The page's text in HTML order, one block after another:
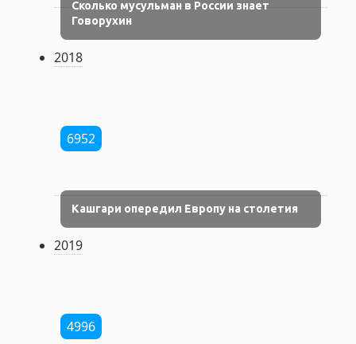
Сколько мусульман в России знает
Говорухин
2018
6952
Кашгари опередил Европу на столетия
2019
4996